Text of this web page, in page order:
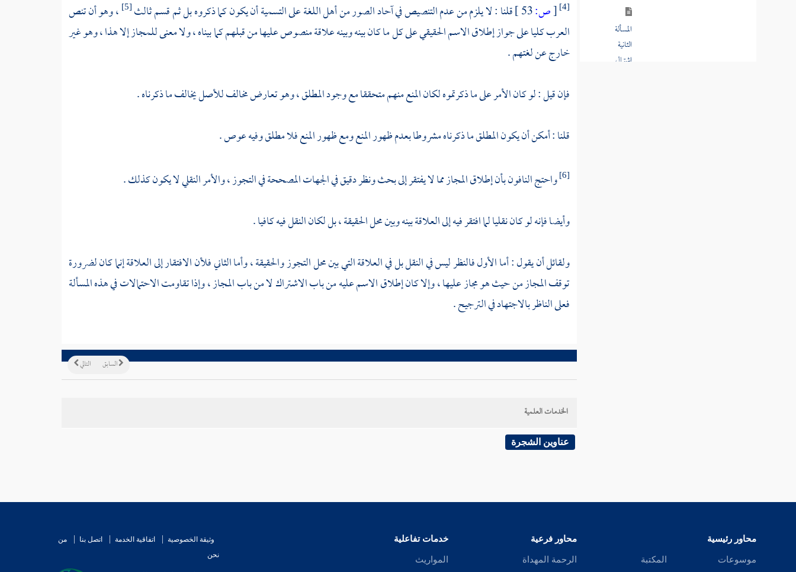
المسألة
الثانية
اشتمال
اللغة
[4]
[ص: قلنا : لا يلزم من عدم التنصيص في آحاد الصور من أهل اللغة على التسمية أن يكون كما ذكروه بل ثم قسم ثالث [5]
، وهو أن تنص
العرب كليا على جواز إطلاق الاسم الحقيقي على كل ما كان بينه وبينه علاقة منصوص عليها من قبلهم كما بيناه ، ولا معنى للمجاز إلا هذا ، وهو غير
خارج عن لغتهم .
فإن قيل : لو كان الأمر على ما ذكرتموه لكان المنع منهم متحققا مع وجود المطلق ، وهو تعارض مخالف للأصل يخالف ما ذكرناه .
قلنا : أمكن أن يكون المطلق ما ذكرناه مشروطا بعدم ظهور المنع ومع ظهور المنع فلا مطلق وفيه عوص .
[6]
واحتج النافون بأن إطلاق المجاز مما لا يفتقر إلى بحث ونظر دقيق في الجهات المصححة في التجوز ، والأمر النقلي لا يكون كذلك .
وأيضا فإنه لو كان نقليا لما افتقر فيه إلى العلاقة بينه وبين محل الحقيقة ، بل لكان النقل فيه كافيا .
ولقائل أن يقول : أما الأول فالنظر ليس في النقل بل في العلاقة التي بين محل التجوز والحقيقة ، وأما الثاني فلأن الافتقار إلى العلاقة إنما كان لضرورة
توقف المجاز من حيث هو مجاز عليها ، وإلا كان إطلاق الاسم عليه من باب الاشتراك لا من باب المجاز ، وإذا تقاومت الاحتمالات في هذه المسألة
فعلى الناظر بالاجتهاد في الترجيح .
التالي السابق
الخدمات العلمية
عناوين الشجرة
محاور رئيسية
موسوعات المكتبة
محاور فرعية
الرحمة المهداة
خدمات تفاعلية
المواريث
وثيقة الخصوصية اتفاقية الخدمة اتصل بنا
من
نحن